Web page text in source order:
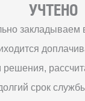
УЧТЕНО
закладываем
срок